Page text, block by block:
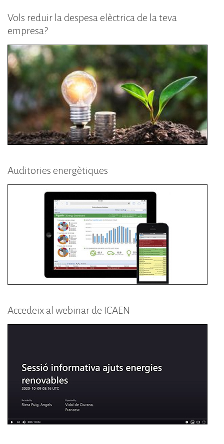
Vols reduir la despesa elèctrica de la teva
empresa?
Auditories energètiques
Accedeix al webinar de ICAEN